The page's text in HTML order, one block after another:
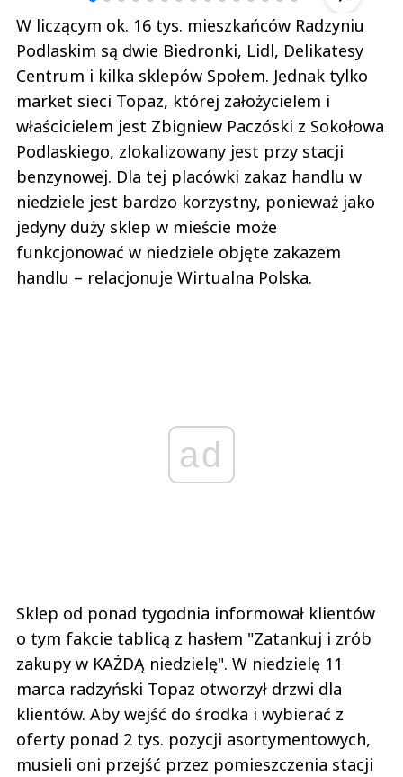
W liczącym ok. 16 tys. mieszkańców Radzyniu
Podlaskim są dwie Biedronki, Lidl, Delikatesy
Centrum i kilka sklepów Społem. Jednak tylko
market sieci Topaz, której założycielem i
właścicielem jest Zbigniew Paczóski z Sokołowa
Podlaskiego, zlokalizowany jest przy stacji
benzynowej. Dla tej placówki zakaz handlu w
niedziele jest bardzo korzystny, ponieważ jako
jedyny duży sklep w mieście może
funkcjonować w niedziele objęte zakazem
handlu – relacjonuje Wirtualna Polska.
ad
Sklep od ponad tygodnia informował klientów
o tym fakcie tablicą z hasłem "Zatankuj i zrób
zakupy w KAŻDĄ niedzielę". W niedzielę 11
marca radzyński Topaz otworzył drzwi dla
klientów. Aby wejść do środka i wybierać z
oferty ponad 2 tys. pozycji asortymentowych,
musieli oni przejść przez pomieszczenia stacji